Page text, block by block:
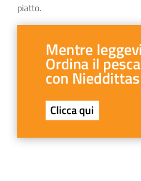
piatto.